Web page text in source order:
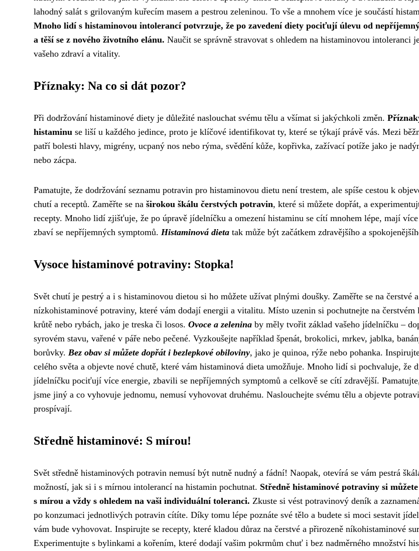
lahodný salát s grilovaným kuřecím masem a pestrou zeleninou. To vše a mnohem více je součástí
Mnoho lidí s histaminovou intolerancí potvrzuje, že po zavedení diety pociťují úlevu od
a těší se z nového životního elánu. Naučit se správně stravovat s ohledem na histaminovou intoleranci
vašeho zdraví a vitality.
Příznaky: Na co si dát pozor?
Při dodržování histaminové diety je důležité naslouchat svému tělu a všímat si jakýchkoli změn.
histaminu se liší u každého jedince, proto je klíčové identifikovat ty, které se týkají právě vás. Mezi
patří bolesti hlavy, migrény, ucpaný nos nebo rýma, svědění kůže, kopřivka, zažívací potíže jako je
nebo zácpa.
Pamatujte, že dodržování seznamu potravin pro histaminovou dietu není trestem, ale spíše cestou k
chutí a receptů. Zaměřte se na širokou škálu čerstvých potravin, které si můžete dopřát, a
recepty. Mnoho lidí zjišťuje, že po úpravě jídelníčku a omezení histaminu se cítí mnohem lépe, mají více
zbaví se nepříjemných symptomů. Histaminová dieta tak může být začátkem zdravějšího a
Vysoce histaminové potraviny: Stopka!
Svět chutí je pestrý a i s histaminovou dietou si ho můžete užívat plnými doušky. Zaměřte se na čerstvé
nízkohistaminové potraviny, které vám dodají energii a vitalitu. Místo uzenin si pochutnejte na čerstvém
krůtě nebo rybách, jako je treska či losos. Ovoce a zelenina by měly tvořit základ vašeho jídelníčku –
syrovém stavu, vařené v páře nebo pečené. Vyzkoušejte například špenát, brokolici, mrkev, jablka,
borůvky. Bez obav si můžete dopřát i bezlepkové obiloviny, jako je quinoa, rýže nebo pohanka.
celého světa a objevte nové chutě, které vám histaminová dieta umožňuje. Mnoho lidí si pochvaluje, že
jídelníčku pociťují více energie, zbavili se nepříjemných symptomů a celkově se cítí zdravější.
jsme jiný a co vyhovuje jednomu, nemusí vyhovovat druhému. Naslouchejte svému tělu a objevte
prospívají.
Středně histaminové: S mírou!
Svět středně histaminových potravin nemusí být nutně nudný a fádní! Naopak, otevírá se vám pestrá
možností, jak si i s mírnou intolerancí na histamin pochutnat. Středně histaminové potraviny si
s mírou a vždy s ohledem na vaši individuální toleranci. Zkuste si vést potravinový deník a
po konzumaci jednotlivých potravin cítíte. Díky tomu lépe poznáte své tělo a budete si moci sestavit
vám bude vyhovovat. Inspirujte se recepty, které kladou důraz na čerstvé a přirozeně níkohistaminové
Experimentujte s bylinkami a kořením, které dodají vašim pokrmům chuť i bez nadměrného množství